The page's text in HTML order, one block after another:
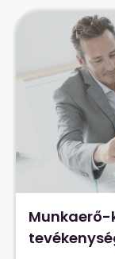
Munkaerő-